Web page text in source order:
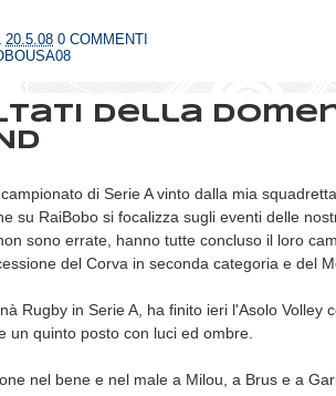
20.5.08 0 COMMENTI
della
di Serie A vinto dalla mia
su RaiBobo si focalizza sugli eventi delle
sono errate, hanno tutte concluso il loro
del Corva in seconda categoria e del
Rugby in Serie A, ha finito ieri l'Asolo Volley
un quinto posto con luci ed ombre.
nel bene e nel male a Milou, a Brus e a